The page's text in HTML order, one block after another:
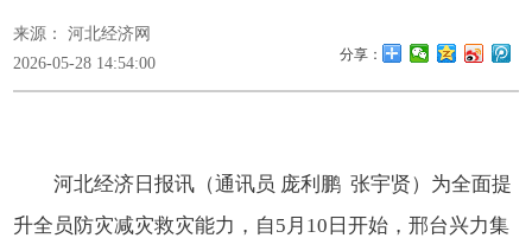
来源： 河北经济网
2026-05-28 14:54:00
分享：
河北经济日报讯（通讯员 庞利鹏 张宇贤） 为全面提
升全员防灾减灾救灾能力，自5月10日开始，邢台兴力集